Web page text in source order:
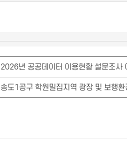
2026년 공공데이터 이용현황 설문조사
송도1공구 학원밀집지역 광장 및 보행